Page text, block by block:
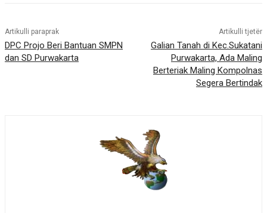
Artikulli paraprak
DPC Projo Beri Bantuan SMPN
dan SD Purwakarta
Artikulli tjetër
Galian Tanah di Kec.Sukatani
Purwakarta, Ada Maling
Berteriak Maling Kompolnas
Segera Bertindak